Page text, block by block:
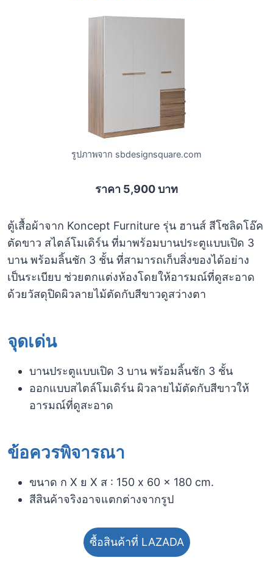
รูปภาพจาก sbdesignsquare.com
ราคา 5,900 บาท
ตู้เสื้อผ้าจาก Koncept Furniture รุ่น ฮานส์ สีโซลิดโอ๊ค
ตัดขาว สไตล์โมเดิร์น ที่มาพร้อมบานประตูแบบเปิด 3
บาน พร้อมลิ้นชัก 3 ชั้น ที่สามารถเก็บสิ่งของได้อย่าง
เป็นระเบียบ ช่วยตกแต่งห้องโดยให้อารมณ์ที่ดูสะอาด
ด้วยวัสดุปิดผิวลายไม้ตัดกับสีขาวดูสว่างตา
จุดเด่น
บานประตูแบบเปิด 3 บาน พร้อมลิ้นชัก 3 ชั้น
ออกแบบสไตล์โมเดิร์น ผิวลายไม้ตัดกับสีขาวให้
อารมณ์ที่ดูสะอาด
ข้อควรพิจารณา​
ขนาด ก X ย X ส : 150 x 60 x 180 cm.
สีสินค้าจริงอาจแตกต่างจากรูป
ซื้อสินค้าที่ LAZADA